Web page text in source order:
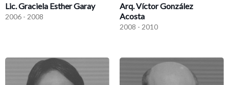
Lic. Graciela Esther Garay
2006 - 2008
Arq. Víctor González
Acosta
2008 - 2010